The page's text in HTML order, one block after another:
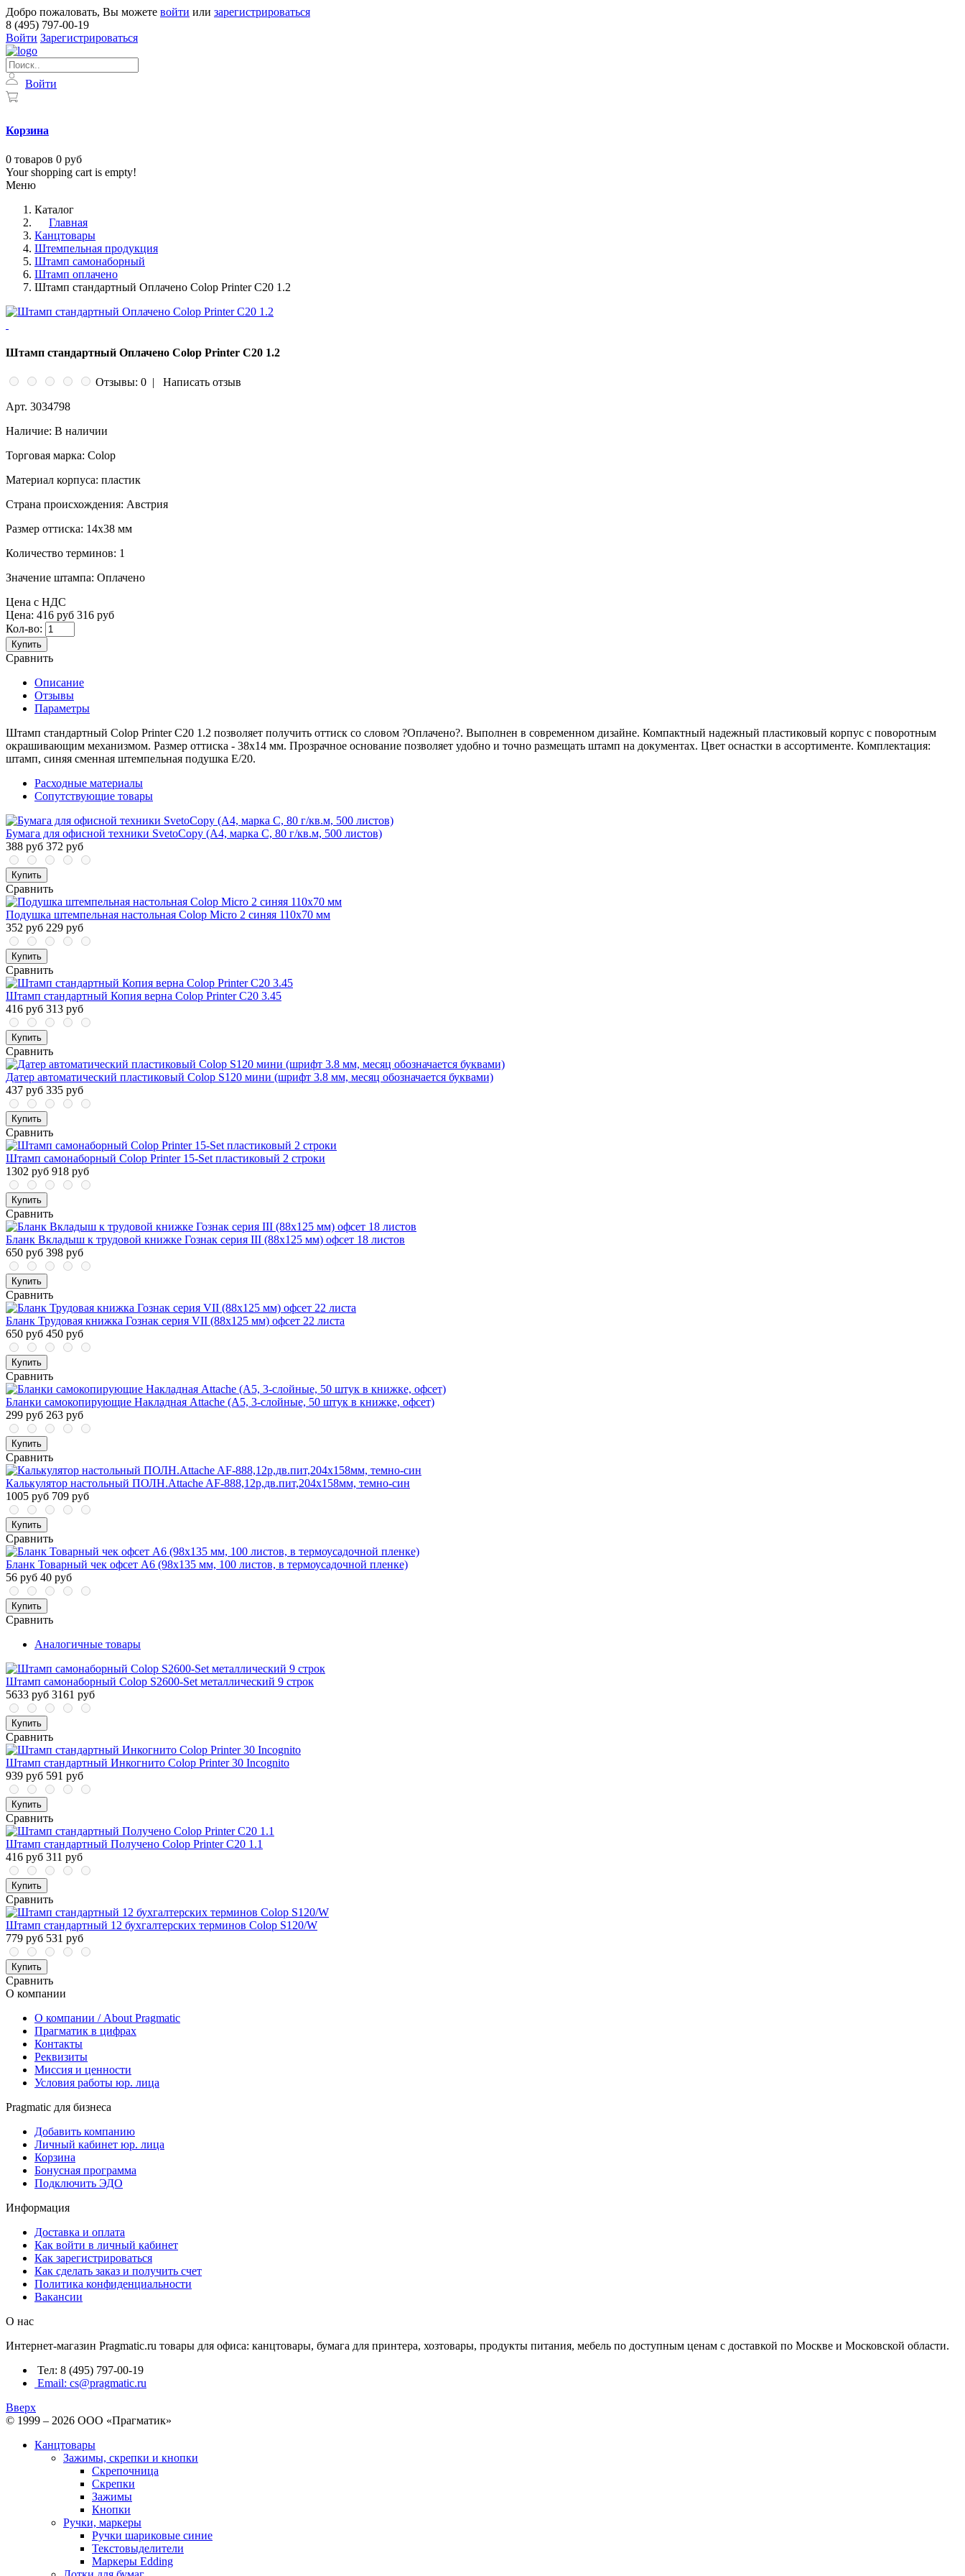
Добро пожаловать, Вы можете войти или зарегистрироваться
8 (495) 797-00-19
Войти Зарегистрироваться
Войти
Корзина
0 товаров 0 руб
Your shopping cart is empty!
Меню
Каталог
Главная
Канцтовары
Штемпельная продукция
Штамп самонаборный
Штамп оплачено
Штамп стандартный Оплачено Colop Printer C20 1.2
Штамп стандартный Оплачено Colop Printer C20 1.2
Отзывы: 0 |
Написать отзыв
Арт. 3034798
Наличие: В наличии
Торговая марка: Colop
Материал корпуса: пластик
Страна происхождения: Австрия
Размер оттиска: 14x38 мм
Количество терминов: 1
Значение штампа: Оплачено
Цена с НДС
Цена: 416 руб 316 руб
Кол-во:
Купить
Сравнить
Описание
Отзывы
Параметры
Штамп стандартный Colop Printer C20 1.2 позволяет получить оттиск со словом ?Оплачено?. Выполнен в современном дизайне. Компактный надежный пластиковый корпус с поворотным
окрашивающим механизмом. Размер оттиска - 38x14 мм. Прозрачное основание позволяет удобно и точно размещать штамп на документах. Цвет оснастки в ассортименте. Комплектация:
штамп, синяя сменная штемпельная подушка E/20.
Расходные материалы
Сопутствующие товары
Бумага для офисной техники SvetoCopy (A4, марка C, 80 г/кв.м, 500 листов)
388 руб 372 руб
Купить
Сравнить
Подушка штемпельная настольная Colop Micro 2 синяя 110x70 мм
352 руб 229 руб
Купить
Сравнить
Штамп стандартный Копия верна Colop Printer C20 3.45
416 руб 313 руб
Купить
Сравнить
Датер автоматический пластиковый Colop S120 мини (шрифт 3.8 мм, месяц обозначается буквами)
437 руб 335 руб
Купить
Сравнить
Штамп самонаборный Colop Printer 15-Set пластиковый 2 строки
1302 руб 918 руб
Купить
Сравнить
Бланк Вкладыш к трудовой книжке Гознак серия III (88x125 мм) офсет 18 листов
650 руб 398 руб
Купить
Сравнить
Бланк Трудовая книжка Гознак серия VII (88x125 мм) офсет 22 листа
650 руб 450 руб
Купить
Сравнить
Бланки самокопирующие Накладная Attache (A5, 3-слойные, 50 штук в книжке, офсет)
299 руб 263 руб
Купить
Сравнить
Калькулятор настольный ПОЛН.Attache AF-888,12р,дв.пит,204x158мм, темно-син
1005 руб 709 руб
Купить
Сравнить
Бланк Товарный чек офсет А6 (98х135 мм, 100 листов, в термоусадочной пленке)
56 руб 40 руб
Купить
Сравнить
Аналогичные товары
Штамп самонаборный Colop S2600-Set металлический 9 строк
5633 руб 3161 руб
Купить
Сравнить
Штамп стандартный Инкогнито Colop Printer 30 Incognito
939 руб 591 руб
Купить
Сравнить
Штамп стандартный Получено Colop Printer C20 1.1
416 руб 311 руб
Купить
Сравнить
Штамп стандартный 12 бухгалтерских терминов Colop S120/W
779 руб 531 руб
Купить
Сравнить
О компании
О компании / About Pragmatic
Прагматик в цифрах
Контакты
Реквизиты
Миссия и ценности
Условия работы юр. лица
Pragmatic для бизнеса
Добавить компанию
Личный кабинет юр. лица
Корзина
Бонусная программа
Подключить ЭДО
Информация
Доставка и оплата
Как войти в личный кабинет
Как зарегистрироваться
Как сделать заказ и получить счет
Политика конфиденциальности
Вакансии
О нас
Интернет-магазин Pragmatic.ru товары для офиса: канцтовары, бумага для принтера, хозтовары, продукты питания, мебель по доступным ценам с доставкой по Москве и Московской области.
Тел: 8 (495) 797-00-19
Email: cs@pragmatic.ru
Вверх
© 1999 – 2026 ООО «Прагматик»
Канцтовары
Зажимы, скрепки и кнопки
Скрепочница
Скрепки
Зажимы
Кнопки
Ручки, маркеры
Ручки шариковые синие
Текстовыделители
Маркеры Edding